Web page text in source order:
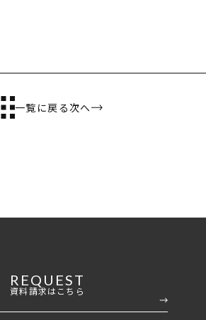
耐震/耐火性能
一覧に戻る次へ
REQUEST
資料請求はこちら